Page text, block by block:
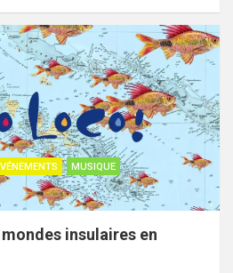
MUSIQUE
insulaires en